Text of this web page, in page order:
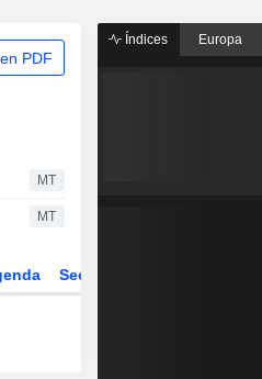
PDF
MT
MT
Sector
Índices Europa